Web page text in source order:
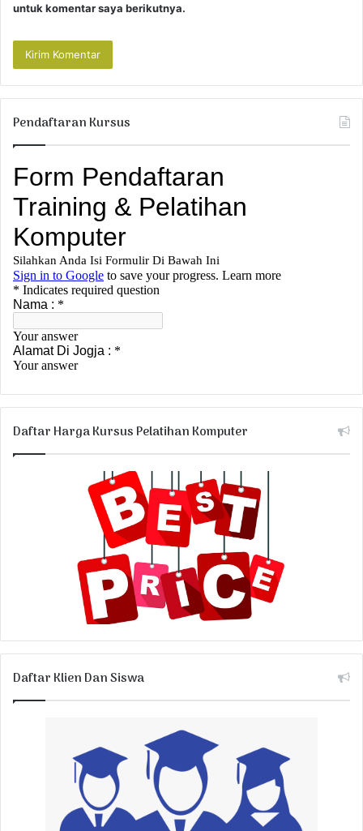
untuk komentar saya berikutnya.
Pendaftaran Kursus
Daftar Harga Kursus Pelatihan Komputer
Daftar Klien Dan Siswa